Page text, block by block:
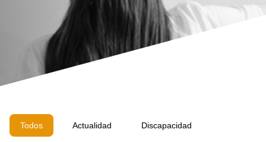
Todos Actualidad Discapacidad